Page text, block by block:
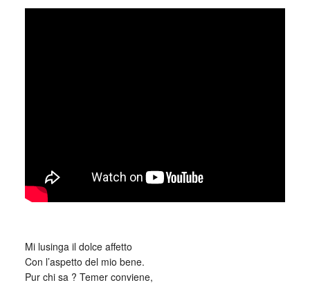
Mi lusinga il dolce affetto
Con l’aspetto del mio bene.
Pur chi sa ? Temer conviene,